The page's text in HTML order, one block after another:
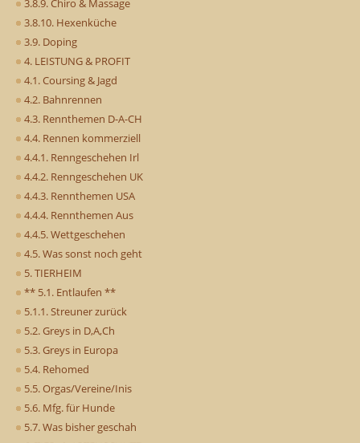
3.8.9. Chiro & Massage
3.8.10. Hexenküche
3.9. Doping
4. LEISTUNG & PROFIT
4.1. Coursing & Jagd
4.2. Bahnrennen
4.3. Rennthemen D-A-CH
4.4. Rennen kommerziell
4.4.1. Renngeschehen Irl
4.4.2. Renngeschehen UK
4.4.3. Rennthemen USA
4.4.4. Rennthemen Aus
4.4.5. Wettgeschehen
4.5. Was sonst noch geht
5. TIERHEIM
** 5.1. Entlaufen **
5.1.1. Streuner zurück
5.2. Greys in D,A,Ch
5.3. Greys in Europa
5.4. Rehomed
5.5. Orgas/Vereine/Inis
5.6. Mfg. für Hunde
5.7. Was bisher geschah